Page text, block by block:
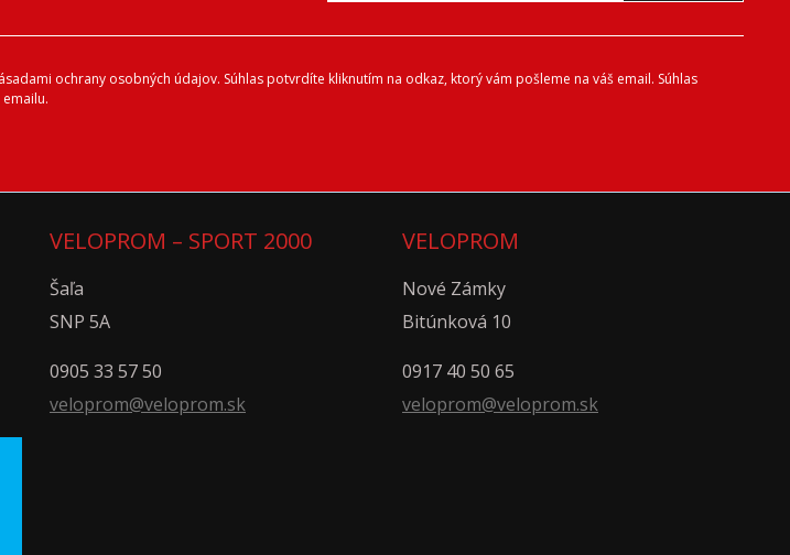
ochrany osobných údajov. Súhlas potvrdíte kliknutím na odkaz, ktorý vám pošleme na váš email. Súhlas
VELOPROM – SPORT 2000
Šaľa
SNP 5A
0905 33 57 50
veloprom@veloprom.sk
VELOPROM
Nové Zámky
Bitúnková 10
0917 40 50 65
veloprom@veloprom.sk